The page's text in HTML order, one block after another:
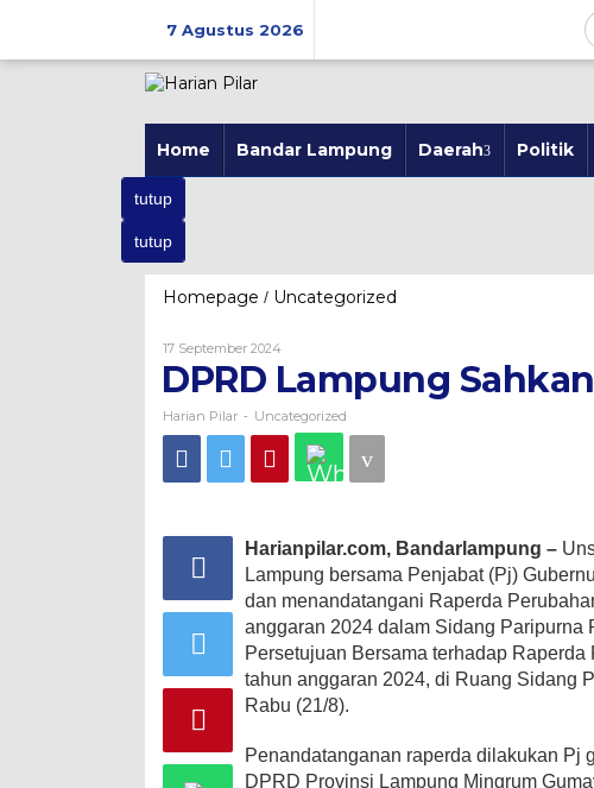
7 Agustus 2026
Home Bandar Lampung Daerah Politik
tutup
tutup
Homepage / Uncategorized
APBD-
17 September 2024
Harian
Pilar
DPRD Lampung
Harian Pilar - Uncategorized
Harianpilar.com, Bandarlampung –
Lampung bersama Penjabat (Pj)
dan menandatangani Raperda
anggaran 2024 dalam Sidang Paripurna
Persetujuan Bersama terhadap
tahun anggaran 2024, di Ruang Sidang
Rabu (21/8).
Penandatanganan raperda dilakukan Pj
DPRD Provinsi Lampung Mingrum